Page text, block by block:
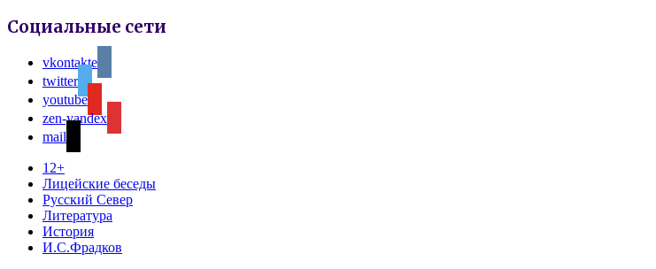
Социальные сети
vkontakte
twitter
youtube
zen-yandex
mail
12+
Лицейские беседы
Русский Север
Литература
История
И.С.Фрадков